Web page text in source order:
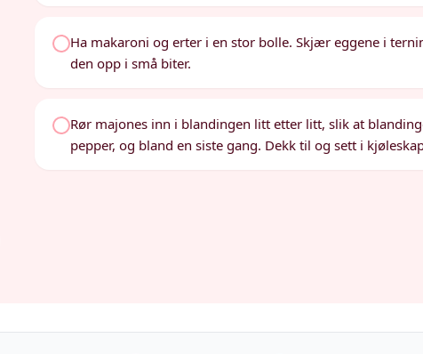
Ha makaroni og erter i en stor bolle. Skjær eggene i
den opp i små biter.
Rør majones inn i blandingen litt etter litt, slik at
pepper, og bland en siste gang. Dekk til og sett i